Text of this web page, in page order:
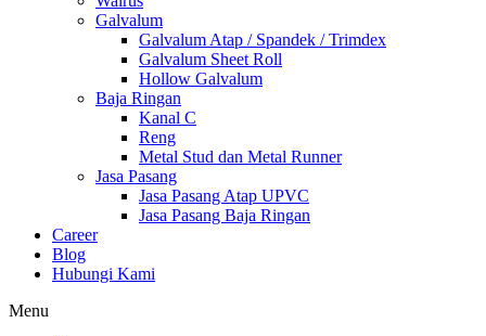
Galvalum
Galvalum Atap / Spandek / Trimdex
Galvalum Sheet Roll
Hollow Galvalum
Baja Ringan
Kanal C
Reng
Metal Stud dan Metal Runner
Jasa Pasang
Jasa Pasang Atap UPVC
Jasa Pasang Baja Ringan
Career
Blog
Hubungi Kami
Menu